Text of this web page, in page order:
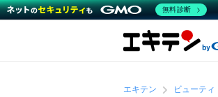
エキテン ビューティ
無料診断